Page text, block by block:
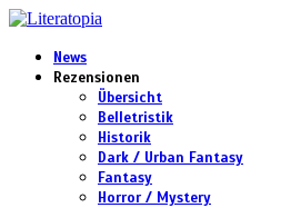
News
Rezensionen
Übersicht
Belletristik
Historik
Dark / Urban Fantasy
Fantasy
Horror / Mystery